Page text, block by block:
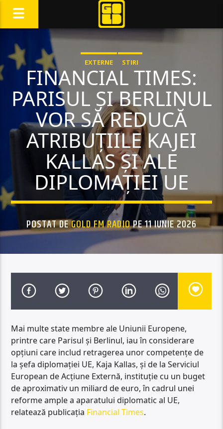
EXTERNE STIRI
FINANCIAL TIMES:
PARISUL ȘI BERLINUL
VOR SĂ REDUCĂ
ATRIBUȚIILE KAJEI
KALLAS ȘI ALE
DIPLOMAȚIEI UE
POSTAT DEGOLD FM RADIOPE 11 IUNIE 2026
Mai multe state membre ale Uniunii Europene,
printre care Parisul și Berlinul, iau în considerare
opțiuni care includ retragerea unor competențe de
la șefa diplomației UE, Kaja Kallas, și de la Serviciul
European de Acțiune Externă, instituție cu un buget
de aproximativ un miliard de euro, în cadrul unei
reforme ample a aparatului diplomatic al UE,
relatează publicația Financial Times.